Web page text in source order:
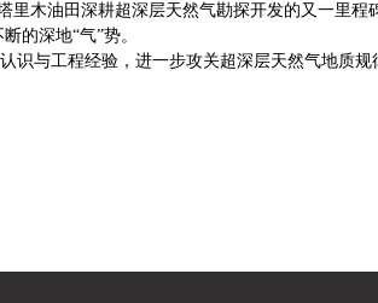
里木油田深耕超深层天然气勘探开发的又一里程
的深地“气”势。
与工程经验，进一步攻关超深层天然气地质规